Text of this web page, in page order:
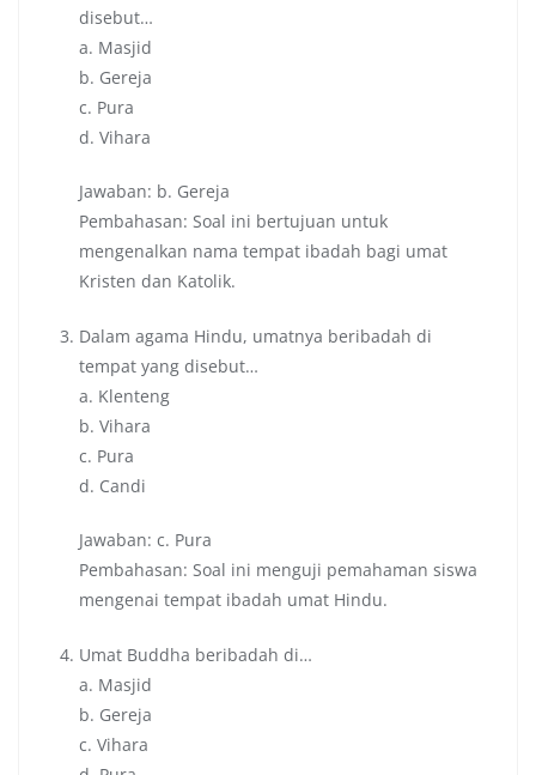
disebut…
a. Masjid
b. Gereja
c. Pura
d. Vihara
Jawaban: b. Gereja
Pembahasan: Soal ini bertujuan untuk
mengenalkan nama tempat ibadah bagi umat
Kristen dan Katolik.
Dalam agama Hindu, umatnya beribadah di
tempat yang disebut…
a. Klenteng
b. Vihara
c. Pura
d. Candi
Jawaban: c. Pura
Pembahasan: Soal ini menguji pemahaman siswa
mengenai tempat ibadah umat Hindu.
Umat Buddha beribadah di…
a. Masjid
b. Gereja
c. Vihara